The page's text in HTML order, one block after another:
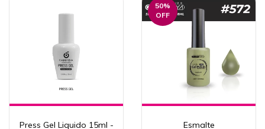
Press Gel Liquido 15ml -
50%
OFF
Esmalte